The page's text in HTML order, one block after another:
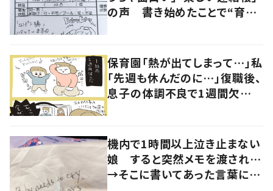
の声 書き始めたことで“育児
保育園「熱が出てしまって…」私
「先週も休んだのに…」復職後、
息子の体調不良で1週間欠
機内で1時間以上泣き止まない
娘 すると突然メモを渡され…
→そこに書いてあった言葉に